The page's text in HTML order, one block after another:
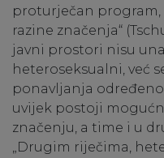
proturječan
razine značenja“
javni prostori nisu
heteroseksualni, već
ponavljanja
uvijek postoji
značenju, a time i u
„Drugim riječima,